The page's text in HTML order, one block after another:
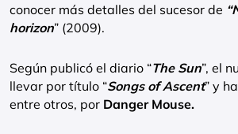
conocer más detalles del sucesor de
horizon” (2009).
Según publicó el diario “The Sun”, el
llevar por título “Songs of Ascent” y
entre otros, por Danger Mouse.